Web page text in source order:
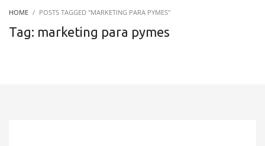
HOME POSTS TAGGED "MARKETING PARA PYMES"
Tag: marketing para pymes